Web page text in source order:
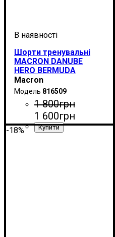
Шорти тренувальні
MACRON DANUBE
HERO BERMUDA
(816509)
Macron
816509
1 800грн
1 600грн
-18%